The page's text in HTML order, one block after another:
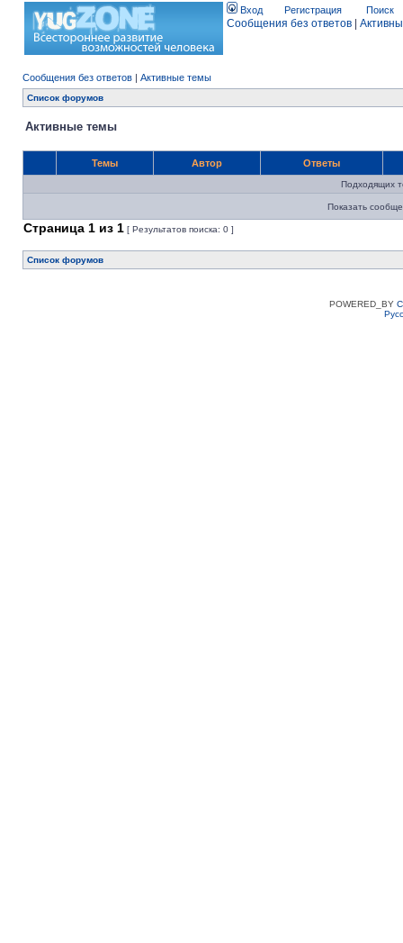
Вход Регистрация Поиск
Сообщения без ответов
Сообщения без ответов | Активные темы
Список форумов
Активные темы
Темы Автор Ответы
Подходящих
Показать
Страница 1 из 1 [ Результатов поиска: 0 ]
Список форумов
POWERED_BY